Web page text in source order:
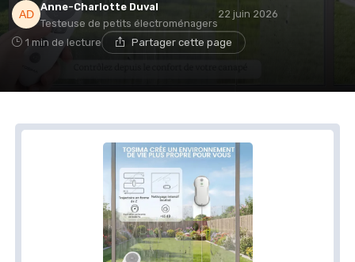
Anne-Charlotte Duval
Testeuse de petits électroménagers
22 juin 2026
1 min de lecture Partager cette page